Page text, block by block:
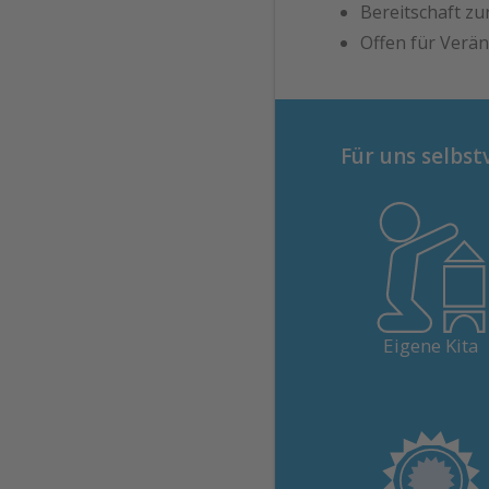
Bereitschaft
Offen für
Für uns
Eigene Kita
In Solothurn und
bieten wir
Kitas.